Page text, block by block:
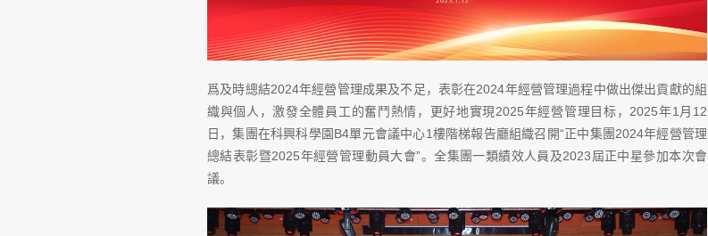
爲及時總結2024年經營管理成果及不足，表彰在2024年經營管理過程中做出傑出貢獻的組
織與個人，激發全體員工的奮鬥熱情，更好地實現2025年經營管理目标，2025年1月12
日，集團在科興科學園B4單元會議中心1樓階梯報告廳組織召開“正中集團2024年經營管理
總結表彰暨2025年經營管理動員大會”。全集團一類績效人員及2023屆正中星參加本次會
議。